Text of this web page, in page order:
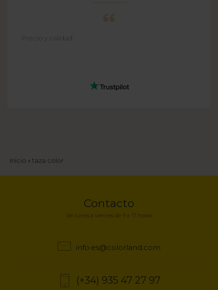
Precio y calidad
Sobrescribir
navegación
Inicio taza color
Contacto
de lunes a viernes de 9 a 17 horas
info.es@colorland.com
(+34) 935 47 27 97